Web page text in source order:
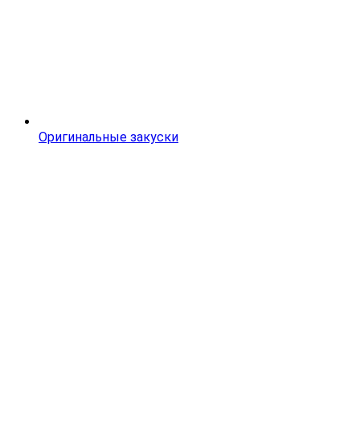
Оригинальные закуски